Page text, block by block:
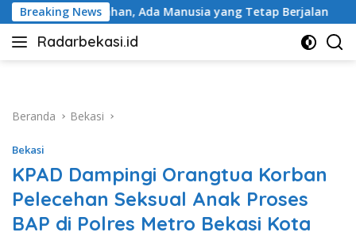
Langsung
ke
konten
Breaking News
Manusia yang Tetap Berjalan BRI Peduli Perkuat
Radarbekasi.id
Berita
Beranda
Bekasi
Bekasi
KPAD Dampingi Orangtua Korban
Pelecehan Seksual Anak Proses
BAP di Polres Metro Bekasi Kota